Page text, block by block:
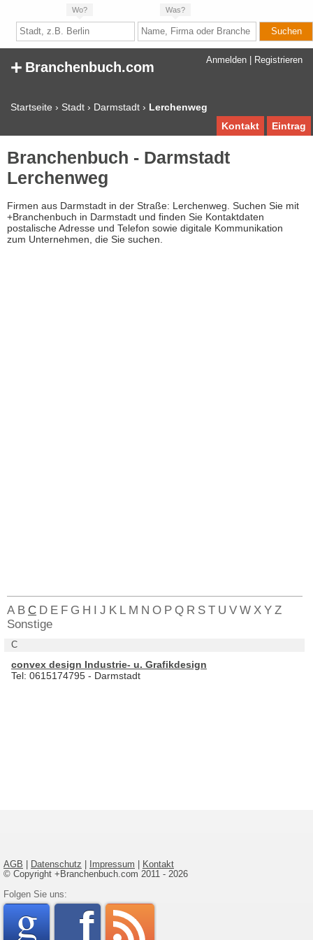
Wo? Was?
Anmelden Registrieren
+ Branchenbuch.com
Startseite › Stadt › Darmstadt › Lerchenweg
Eintrag
Kontakt
Branchenbuch - Darmstadt
Lerchenweg
Firmen aus Darmstadt in der Straße: Lerchenweg. Suchen Sie mit
+Branchenbuch in Darmstadt und finden Sie Kontaktdaten
postalische Adresse und Telefon sowie digitale Kommunikation
zum Unternehmen, die Sie suchen.
A B C D E F G H I J K L M N O P Q R S T U V W X Y Z
Sonstige
C
convex design Industrie- u. Grafikdesign
Tel: 0615174795 - Darmstadt
AGB Datenschutz Impressum
Kontakt
© Copyright +Branchenbuch.com 2011 - 2026
Folgen Sie uns:
google